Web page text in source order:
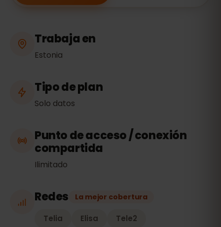
Trabaja en
Estonia
Tipo de plan
Solo datos
Punto de acceso / conexión
compartida
Ilimitado
Redes La mejor cobertura
Telia Elisa Tele2